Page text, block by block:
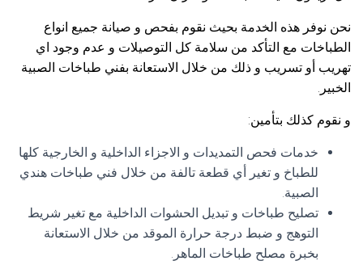
نحن نوفر هذه الخدمة بحيث نقوم بفحص و صيانة جميع انواع
الطباخات مع التأكد من سلامة كل التوصيلات و عدم وجود اي
تهريب أو تسريب و ذلك من خلال الاستعانة بفني طباخات الصبية
الخبير.
و نقوم كذلك بتأمين:
خدمات فحص التمديدات و الاجزاء الداخلية و الخارجية كلها
للطباخ و تغير أي قطعة تالفة من خلال فني طباخات هندي
الصبية.
تصليح طباخات و تبديل الحشوات الداخلية مع تغير شريط
التوهج و ضبط درجة حرارة الموقد من خلال الاستعانة
بخبرة مصلح طباخات الماهر.